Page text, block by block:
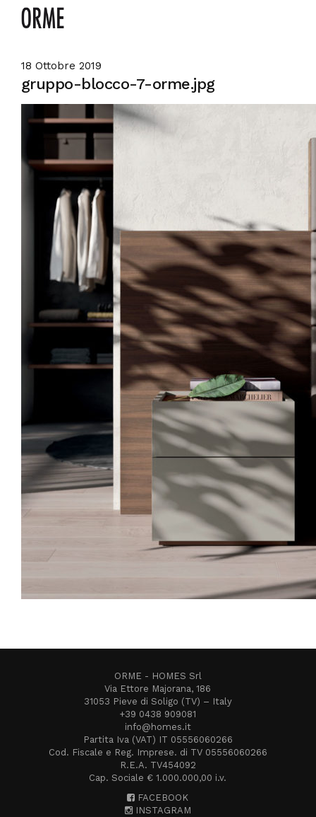
18 Ottobre 2019
gruppo-blocco-7-orme.jpg
ORME - HOMES Srl
Via Ettore Majorana, 186
31053 Pieve di Soligo (TV) – Italy
+39 0438 909081
info@homes.it
Partita Iva (VAT) IT 05556060266
Cod. Fiscale e Reg. Imprese. di TV 05556060266
R.E.A. TV454092
Cap. Sociale € 1.000.000,00 i.v.
FACEBOOK
INSTAGRAM